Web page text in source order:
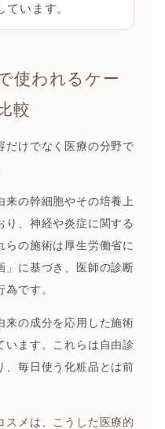
ています。
使われるケー
較
だけでなく医療の分野で
来の幹細胞やその培養上
り、神経や炎症に関する
らの施術は厚生労働省に
」に基づき、医師の診断
です。
来の成分を応用した施術
います。これらは自由診
、毎日使う化粧品とは前
スメは、こうした医療的